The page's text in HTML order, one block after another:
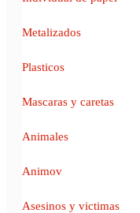
Metalizados
Plasticos
Mascaras y caretas
Animales
Animov
Asesinos y victimas